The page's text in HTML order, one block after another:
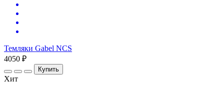
Темляки Gabel NCS
4050 ₽
Купить
Хит